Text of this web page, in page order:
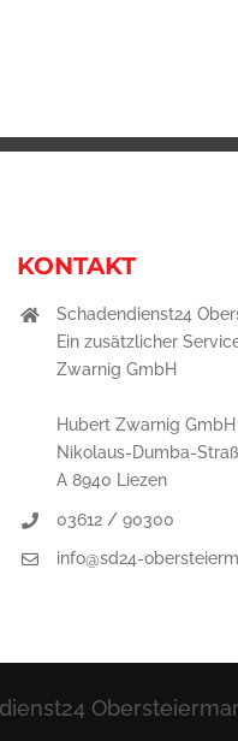
KONTAKT
Schadendienst24
Ein zusätzlicher
Zwarnig GmbH
Hubert Zwarnig GmbH
Nikolaus-Dumba-
A 8940 Liezen
03612 / 90300
info@sd24-